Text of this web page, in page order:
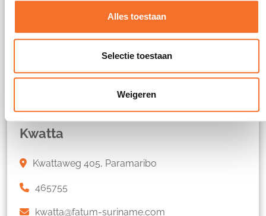
Alles toestaan
Selectie toestaan
Weigeren
Kwatta
Kwattaweg 405, Paramaribo
465755
kwatta@fatum-suriname.com